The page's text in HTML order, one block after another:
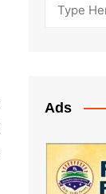
Ads